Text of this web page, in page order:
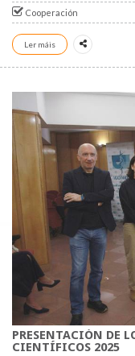
Cooperación
Ler máis
PRESENTACIÓN DE
CIENTÍFICOS 2025